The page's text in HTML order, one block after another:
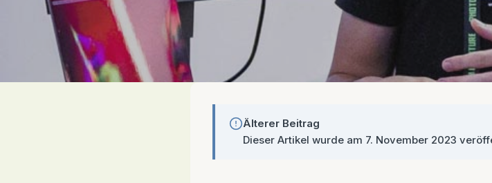
Älterer Beitrag
Dieser Artikel wurde am 7. November 2023